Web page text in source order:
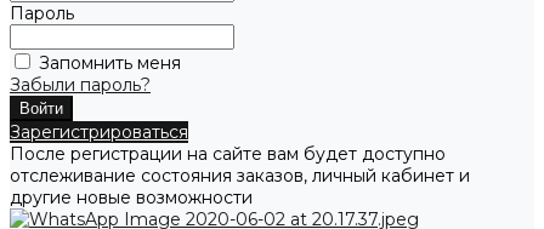
Пароль
Запомнить меня
Забыли пароль?
Зарегистрироваться
После регистрации на сайте вам будет доступно
отслеживание состояния заказов, личный кабинет и
другие новые возможности